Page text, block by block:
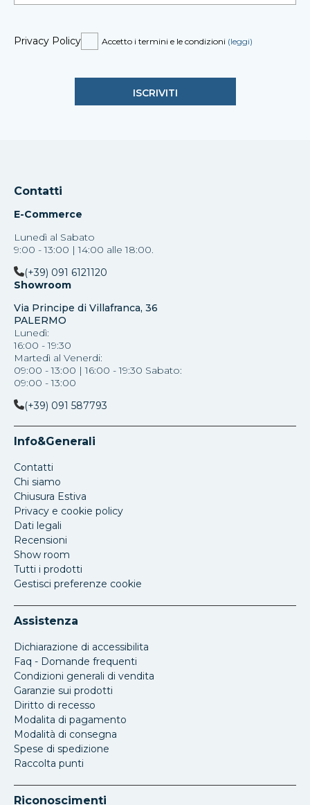
Privacy Policy Accetto i termini e le condizioni (leggi)
Contatti
E-Commerce
Lunedì al Sabato
9:00 - 13:00 | 14:00 alle 18:00.
(+39) 091 6121120
Showroom
Via Principe di Villafranca, 36
PALERMO
Lunedì:
16:00 - 19:30
Martedì al Venerdi:
09:00 - 13:00 | 16:00 - 19:30 Sabato:
09:00 - 13:00
(+39) 091 587793
Info&Generali
Contatti
Chi siamo
Chiusura Estiva
Privacy e cookie policy
Dati legali
Recensioni
Show room
Tutti i prodotti
Gestisci preferenze cookie
Assistenza
Dichiarazione di accessibilita
Faq - Domande frequenti
Condizioni generali di vendita
Garanzie sui prodotti
Diritto di recesso
Modalita di pagamento
Modalità di consegna
Spese di spedizione
Raccolta punti
Riconoscimenti